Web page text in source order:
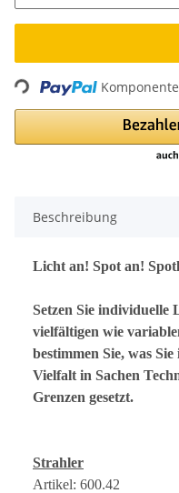
Beschreibung
Licht an! Spot an!
Setzen Sie individuelle
vielfältigen wie
bestimmen Sie, was
Vielfalt in Sachen
Grenzen gesetzt.
Strahler
Artikel: 600.42